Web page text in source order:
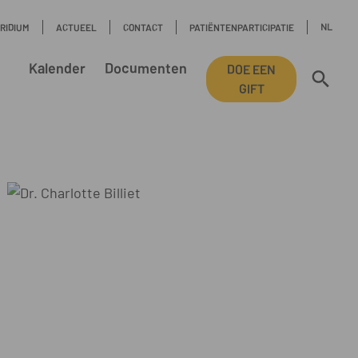
ACTUEEL CONTACT PATIËNTENPARTICIPATIE NL
Kalender Documenten
DOE EEN
GIFT